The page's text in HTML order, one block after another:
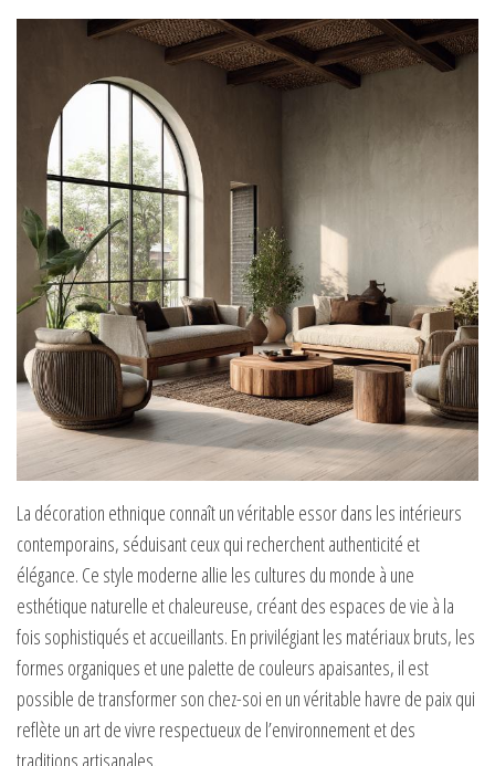
La décoration ethnique connaît un véritable essor dans les intérieurs
contemporains, séduisant ceux qui recherchent authenticité et
élégance. Ce style moderne allie les cultures du monde à une
esthétique naturelle et chaleureuse, créant des espaces de vie à la
fois sophistiqués et accueillants. En privilégiant les matériaux bruts, les
formes organiques et une palette de couleurs apaisantes, il est
possible de transformer son chez-soi en un véritable havre de paix qui
reflète un art de vivre respectueux de l’environnement et des
traditions artisanales.